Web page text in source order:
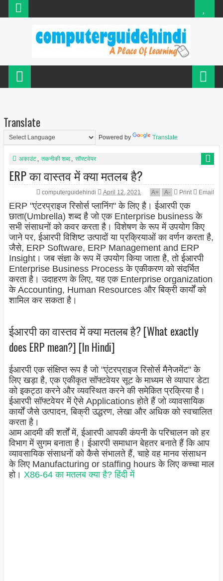
Translate
Powered by Translate
अकाउंट , तकनीकी शब्द , सॉफ्टवेयर
ERP का वास्तव में क्या मतलब है?
computerguidehindi April 12, 2021 A+ A- Print Email
ERP "एंटरप्राइज रिसोर्स प्लानिंग" के लिए है। ईआरपी एक
छाता(Umbrella) शब्द है जो एक Enterprise business के
सभी संसाधनों को कवर करता है। विशेषण के रूप में उपयोग किए
जाने पर, ईआरपी विशिष्ट उत्पादों या प्रक्रियाओं का वर्णन करता है,
जैसे, ERP Software, ERP Management and ERP
Insight। जब संज्ञा के रूप में उपयोग किया जाता है, तो ईआरपी
Enterprise Business Process के एकीकरण को संदर्भित
करता है। उदाहरण के लिए, यह एक Enterprise organization
के Accounting, Human Resources और बिक्री कार्यों को
शामिल कर सकता है।
ईआरपी का वास्तव में क्या मतलब है? [What exactly
does ERP mean?] [In Hindi]
ईआरपी एक संक्षिप्त रूप है जो "एंटरप्राइज रिसोर्स मैनेजमेंट" के
लिए खड़ा है, एक एकीकृत सॉफ्टवेयर सूट के माध्यम से व्यापार डेटा
को इकट्ठा करने और व्यवस्थित करने की समेकित प्रक्रिया है।
ईआरपी सॉफ्टवेयर में ऐसे Applications होते हैं जो व्यावसायिक
कार्यों जैसे उत्पादन, बिक्री उद्धरण, लेखा और अधिक को स्वचालित
करता है।
आम आदमी की शर्तों में, ईआरपी आपकी कंपनी के परिचालन को हर
विभाग में सुगम बनाता है। ईआरपी समाधान बेहतर बनाते हैं कि आप
व्यावसायिक संसाधनों को कैसे संभालते हैं, चाहे वह मानव संसाधन
के लिए Manufacturing or staffing hours के लिए कच्चा माल
हो। X86-64 का मतलब क्या है? हिंदी में